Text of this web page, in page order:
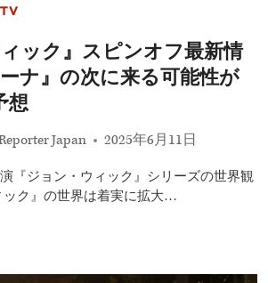
TV
ィック』スピンオフ最新情
ナ』の次に来る可能性が
想
Japan 2025年6月11日
『ジョン・ウィック』シリーズの世界観
ック』の世界は着実に拡大…